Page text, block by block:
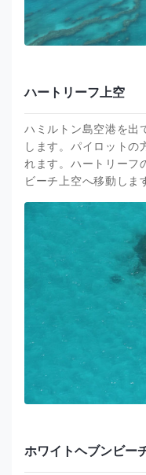
ハートリーフ上空
ハミルトン島空港を出
します。パイロットの
れます。ハートリーフ
ビーチ上空へ移動しま
ホワイトヘブンビー